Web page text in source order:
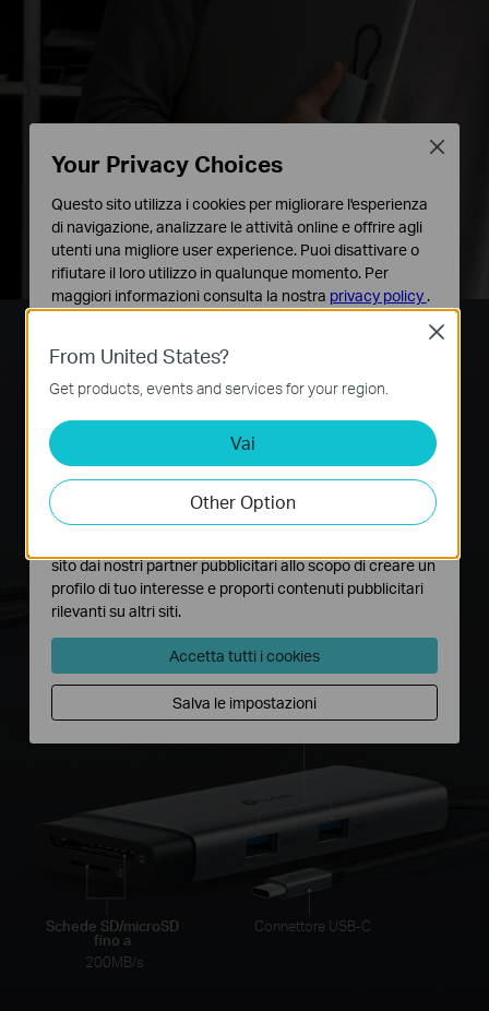
7-in-1
Self-Storage per
il connettore
Potente ricarica
rapida da 100 W High-Definition
5 Gbps per
trasferimenti dati veloci
Schede SD/microSD
fino a
200MB/s
Connettore USB-C
Trasferimento dati
USB-A
5 Gbps
From United States?
Get products, events and services for your region.
Vai
Other Option
Close
Your Privacy Choices
Questo sito utilizza i cookies per migliorare l'esperienza
di navigazione, analizzare le attività online e offrire agli
utenti una migliore user experience. Puoi disattivare o
rifiutare il loro utilizzo in qualunque momento. Per
maggiori informazioni consulta la nostra privacy policy .
Questi cookies sono necessari per il corretto
funzionamento del sito e non possono essere disattivati
nel tuo sistema.
Analytics e Marketing Cookies
I cookies analitici ci permettono di analizzare le tue
attività sul nostro sito allo scopo di migliorarne le
funzionalità.
sito dai nostri partner pubblicitari allo scopo di creare un
profilo di tuo interesse e proporti contenuti pubblicitari
rilevanti su altri siti.
Accetta tutti i cookies
Salva le impostazioni
Close